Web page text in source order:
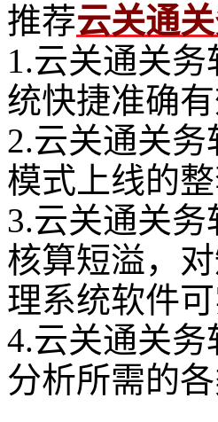
推荐云关通
1.云关通关
统快捷准确有
2.云关通关
模式上线的
3.云关通关
核算短溢，
理系统软件
4.云关通关
分析所需的